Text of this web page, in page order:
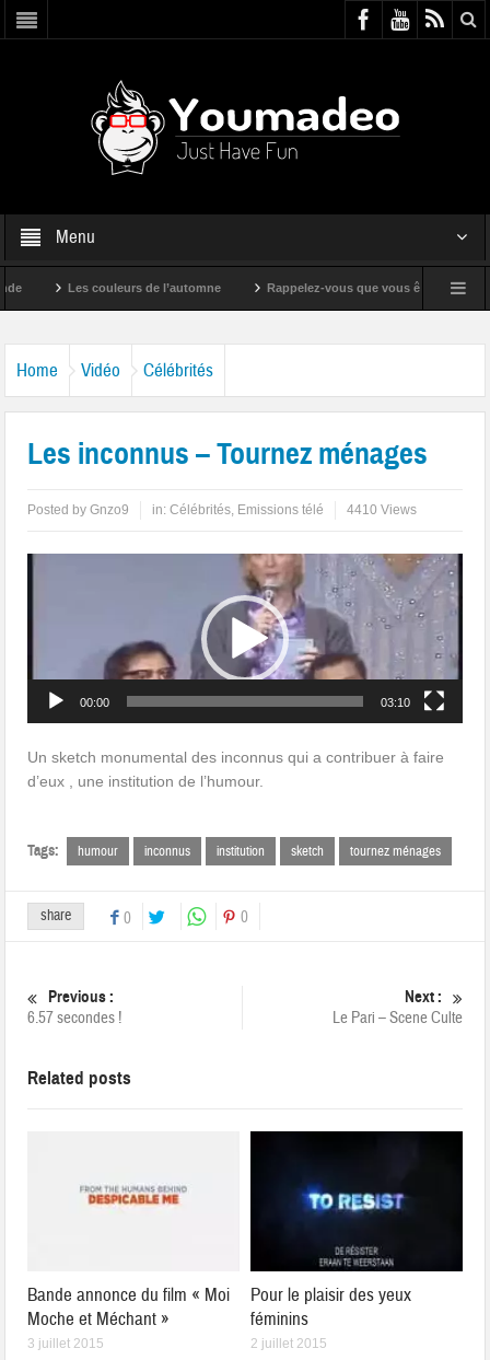
Menu
Les couleurs de l’automne Rappelez-vous que vous êtes super !
Home Vidéo Célébrités
Les inconnus – Tournez ménages
Posted byGnzo9 in:Célébrités, Emissions télé 4410 Views
00:00 03:10
Un sketch monumental des inconnus qui a contribuer à faire
d’eux , une institution de l’humour.
Tags: humour inconnus institution sketch tournez ménages
share 0 0
Previous :
6.57 secondes !
Next :
Le Pari – Scene Culte
Related posts
Bande annonce du film « Moi
Moche et Méchant »
3 juillet 2015
Pour le plaisir des yeux
féminins
2 juillet 2015